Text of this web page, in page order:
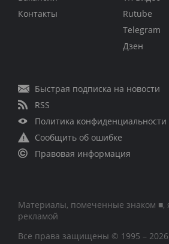
Контакты
Rutube
Telegram
Дзен
Быстрая подписка на новости
RSS
Политика конфиденциальности
Сообщить об ошибке
Правовая информация
Материалы, помеченные знаком ■,
рекламой
Все права защищены © 1995 – 2026